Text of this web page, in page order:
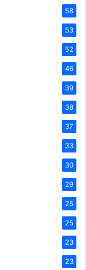
58
53
52
46
39
38
37
33
30
29
25
25
23
23